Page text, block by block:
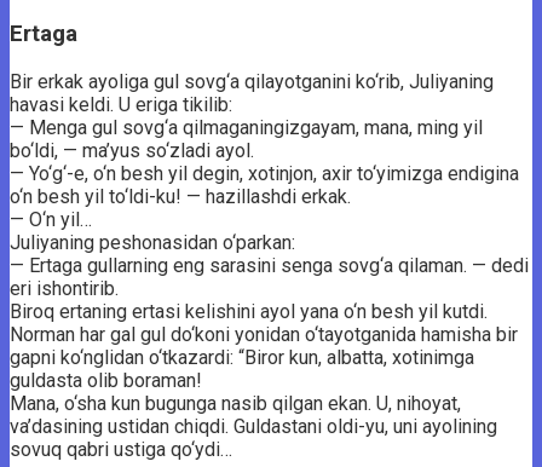
Ertaga
Bir erkak ayoliga gul sovg‘a qilayotganini ko‘rib, Juliyaning
havasi keldi. U eriga tikilib:
— Menga gul sovg‘a qilmaganingizgayam, mana, ming yil
bo‘ldi, — ma’yus so‘zladi ayol.
— Yo‘g‘-e, o‘n besh yil degin, xotinjon, axir to‘yimizga endigina
o‘n besh yil to‘ldi-ku! — hazillashdi erkak.
— O‘n yil…
Juliyaning peshonasidan o‘parkan:
— Ertaga gullarning eng sarasini senga sovg‘a qilaman. — dedi
eri ishontirib.
Biroq ertaning ertasi kelishini ayol yana o‘n besh yil kutdi.
Norman har gal gul do‘koni yonidan o‘tayotganida hamisha bir
gapni ko‘nglidan o‘tkazardi: “Biror kun, albatta, xotinimga
guldasta olib boraman!
Mana, o‘sha kun bugunga nasib qilgan ekan. U, nihoyat,
va’dasining ustidan chiqdi. Guldastani oldi-yu, uni ayolining
sovuq qabri ustiga qo‘ydi…